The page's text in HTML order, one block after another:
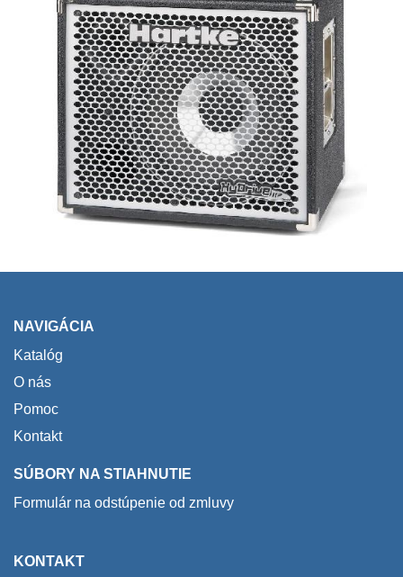
NAVIGÁCIA
Katalóg
O nás
Pomoc
Kontakt
SÚBORY NA STIAHNUTIE
Formulár na odstúpenie od zmluvy
KONTAKT